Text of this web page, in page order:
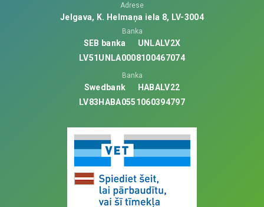
Adrese
Jelgava, K. Helmaņa iela 8, LV-3004
Banka
SEB banka
UNLALV2X
LV51UNLA0008100467074
Banka
Swedbank
HABALV22
LV83HABA0551060394797